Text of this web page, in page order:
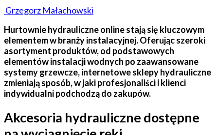
Grzegorz Małachowski
Hurtownie hydrauliczne online stają się kluczowym
elementem w branży instalacyjnej. Oferując szeroki
asortyment produktów, od podstawowych
elementów instalacji wodnych po zaawansowane
systemy grzewcze, internetowe sklepy hydrauliczne
zmieniają sposób, w jaki profesjonaliści i klienci
indywidualni podchodzą do zakupów.
Akcesoria hydrauliczne dostępne